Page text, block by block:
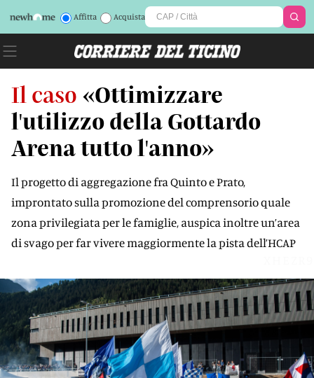
Affitta Acquista
Il caso «Ottimizzare
l'utilizzo della Gottardo
Arena tutto l'anno»
Il progetto di aggregazione fra Quinto e Prato,
improntato sulla promozione del comprensorio quale
zona privilegiata per le famiglie, auspica inoltre un’area
di svago per far vivere maggiormente la pista dell’HCAP